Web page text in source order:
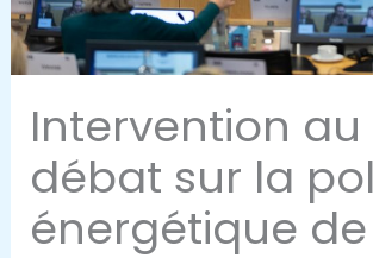
Intervention au
débat sur la
énergétique de